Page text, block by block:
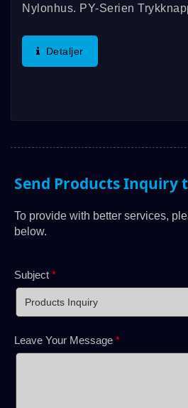
Nylonhus. PY-Serien
Til IP67-Standarderne. Den
Forventet Levetid Med
Detaljer